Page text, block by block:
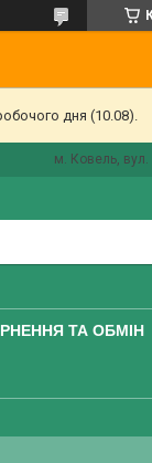
дня (10.08).
м. Ковель, вул.
ТА ОБМІН